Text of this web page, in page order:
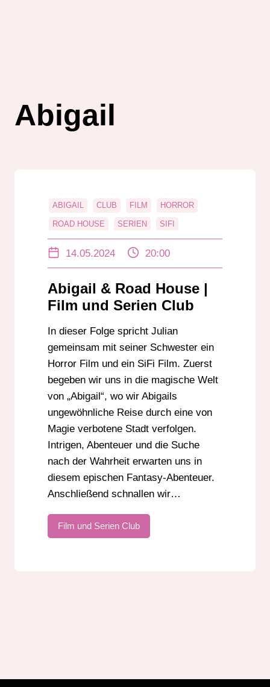
Abigail
ABIGAIL CLUB FILM HORROR
ROAD HOUSE SERIEN SIFI
14.05.2024 20:00
Abigail & Road House |
Film und Serien Club
In dieser Folge spricht Julian
gemeinsam mit seiner Schwester ein
Horror Film und ein SiFi Film. Zuerst
begeben wir uns in die magische Welt
von „Abigail“, wo wir Abigails
ungewöhnliche Reise durch eine von
Magie verbotene Stadt verfolgen.
Intrigen, Abenteuer und die Suche
nach der Wahrheit erwarten uns in
diesem epischen Fantasy-Abenteuer.
Anschließend schnallen wir…
Film und Serien Club